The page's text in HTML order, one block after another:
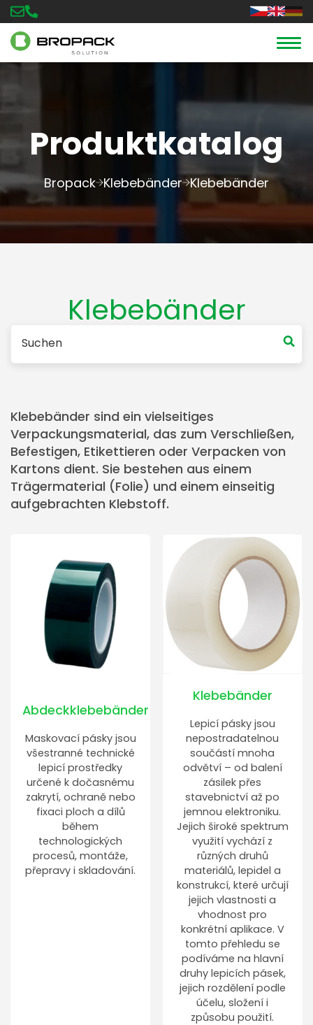
Produktkatalog
Bropack Klebebänder Klebebänder
Klebebänder
Klebebänder sind ein vielseitiges
Verpackungsmaterial, das zum Verschließen,
Befestigen, Etikettieren oder Verpacken von
Kartons dient. Sie bestehen aus einem
Trägermaterial (Folie) und einem einseitig
aufgebrachten Klebstoff.
Abdeckklebebänder
Maskovací pásky jsou
všestranné technické
lepicí prostředky
určené k dočasnému
zakrytí, ochraně nebo
fixaci ploch a dílů
během
technologických
procesů, montáže,
přepravy i skladování.
Klebebänder
Lepicí pásky jsou
nepostradatelnou
součástí mnoha
odvětví – od balení
zásilek přes
stavebnictví až po
jemnou elektroniku.
Jejich široké spektrum
využití vychází z
různých druhů
materiálů, lepidel a
konstrukcí, které určují
jejich vlastnosti a
vhodnost pro
konkrétní aplikace. V
tomto přehledu se
podíváme na hlavní
druhy lepicích pásek,
jejich rozdělení podle
účelu, složení i
způsobu použití.